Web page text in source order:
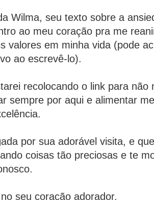
Wilma, seu texto sobre a
ao meu coração pra me
valores em minha vida (pode
ao escrevê-lo).
recolocando o link para não
sempre por aqui e alimentar
por sua adorável visita, e
coisas tão preciosas e te
seu coração adorador.